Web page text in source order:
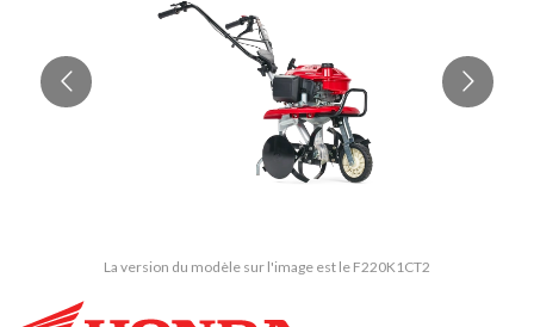
La version du modèle sur l'image est le F220K1CT2